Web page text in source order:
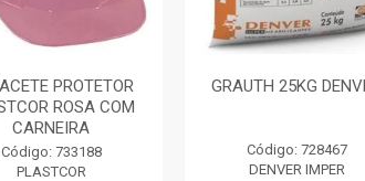
PROTETOR
ROSA COM
CARNEIRA
Código: 733188
PLASTCOR
GRAUTH 25KG
Código: 728467
DENVER IMPER